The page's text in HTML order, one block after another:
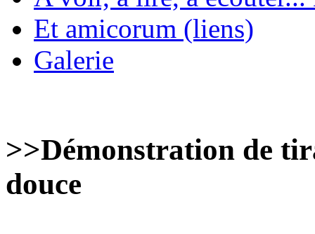
Et amicorum (liens)
Galerie
>>Démonstration de
douce